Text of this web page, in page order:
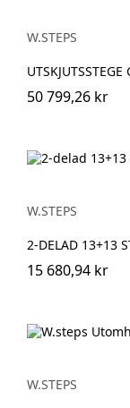
W.STEPS
50 799,26 kr
W.STEPS
2-DELAD 13+13
15 680,94 kr
W.STEPS